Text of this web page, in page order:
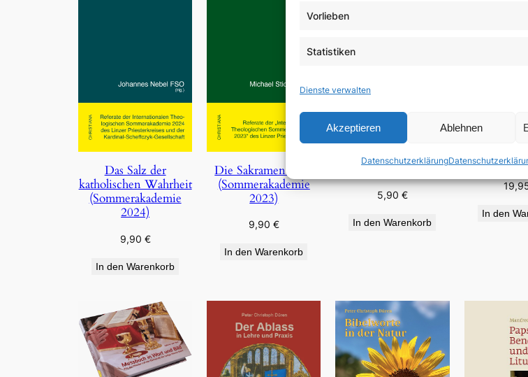
Vorlieben
Statistiken
Dienste verwalten
Akzeptieren Ablehnen
Datenschutzerklärung
Das Salz der
katholischen Wahrheit
(Sommerakademie
2024)
9,90 €
In den Warenkorb
Die Sakramentalien
(Sommerakademie
2023)
9,90 €
In den Warenkorb
Das Evangelium
anders verkünden
5,90 €
In den Warenkorb
Himmel
In den